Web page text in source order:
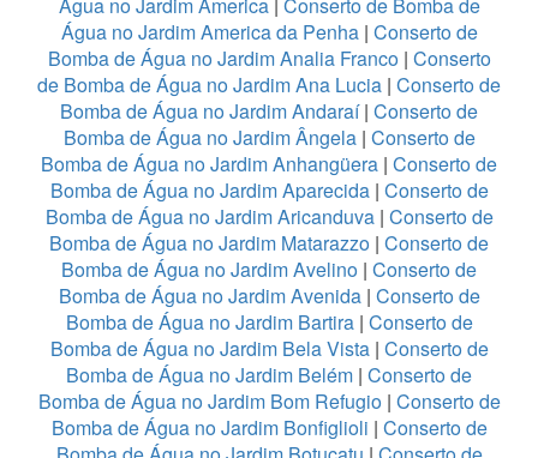
Água no Jardim America| Conserto de Bomba de
Água no Jardim America da Penha| Conserto de
Bomba de Água no Jardim Analia Franco| Conserto
de Bomba de Água no Jardim Ana Lucia | Conserto de
Bomba de Água no Jardim Andaraí| Conserto de
Bomba de Água no Jardim Ângela| Conserto de
Bomba de Água no Jardim Anhangüera | Conserto de
Bomba de Água no Jardim Aparecida| Conserto de
Bomba de Água no Jardim Aricanduva| Conserto de
Bomba de Água no Jardim Matarazzo | Conserto de
Bomba de Água no Jardim Avelino | Conserto de
Bomba de Água no Jardim Avenida| Conserto de
Bomba de Água no Jardim Bartira| Conserto de
Bomba de Água no Jardim Bela Vista| Conserto de
Bomba de Água no Jardim Belém | Conserto de
Bomba de Água no Jardim Bom Refugio| Conserto de
Bomba de Água no Jardim Bonfiglioli | Conserto de